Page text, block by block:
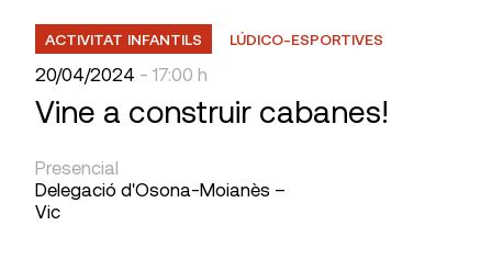
ACTIVITAT INFANTILS LÚDICO-ESPORTIVES
20/04/2024 - 17:00 h
Vine a construir cabanes!
Presencial
Delegació d'Osona-Moianès –
Vic